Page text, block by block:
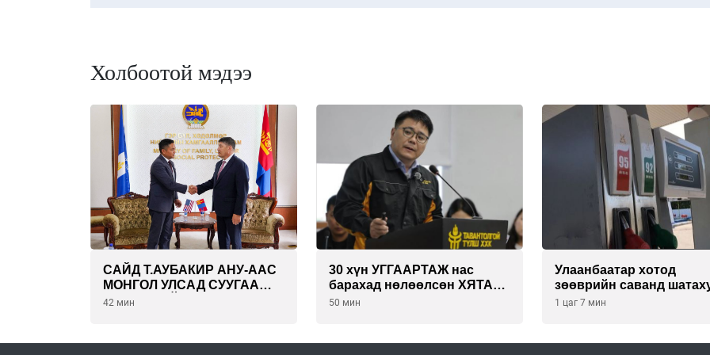
Холбоотой мэдээ
САЙД Т.АУБАКИР АНУ-ААС
МОНГОЛ УЛСАД СУУГАА
ЭЛЧИН САЙД РИЧАРД
42 мин
30 хүн УГГААРТАЖ нас
барахад нөлөөлсөн ХЯТАД
барьцалдуулагчийг
болжээ
50 мин
Улаанбаатар хотод
зөөврийн саванд
олгохыг хязгаарласан бол
1 цаг 7 мин